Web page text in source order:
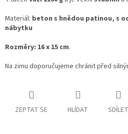
Materiál: beton s hnědou patinou, s
nábytku
Rozměry: 16 x 15 cm.
Na zimu doporučujeme chránit před
ZEPTAT SE HLÍDAT SDÍLET